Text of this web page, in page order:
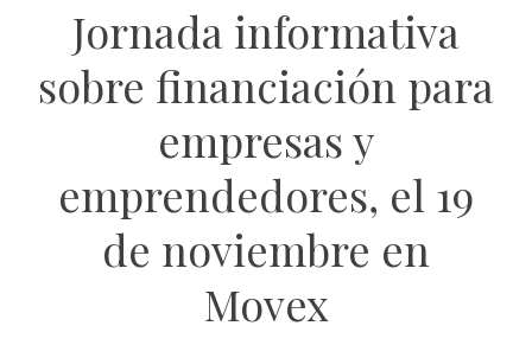
Jornada informativa
sobre financiación para
empresas y
emprendedores, el 19
de noviembre en
Movex